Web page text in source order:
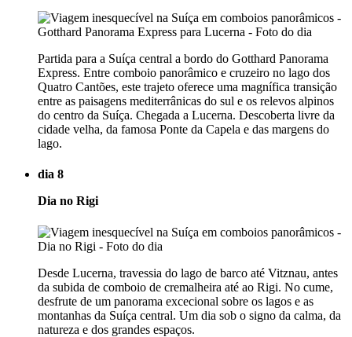
Partida para a Suíça central a bordo do Gotthard Panorama
Express. Entre comboio panorâmico e cruzeiro no lago dos
Quatro Cantões, este trajeto oferece uma magnífica transição
entre as paisagens mediterrânicas do sul e os relevos alpinos
do centro da Suíça. Chegada a Lucerna. Descoberta livre da
cidade velha, da famosa Ponte da Capela e das margens do
lago.
dia 8
Dia no Rigi
Desde Lucerna, travessia do lago de barco até Vitznau, antes
da subida de comboio de cremalheira até ao Rigi. No cume,
desfrute de um panorama excecional sobre os lagos e as
montanhas da Suíça central. Um dia sob o signo da calma, da
natureza e dos grandes espaços.